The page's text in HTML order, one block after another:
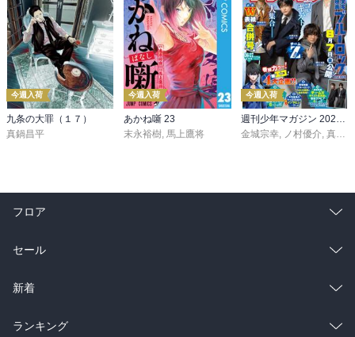
今週入荷
九条の大罪（１７）
真鍋昌平
今週入荷
あかね噺 23
末永裕樹 馬上鷹将
今週入荷
金城宗幸
ノ村優介 真島ヒロ
フロア
総合
ラノベ
雑誌・グラビア
セール
総合
ラノベ
新着
総合
ランキング